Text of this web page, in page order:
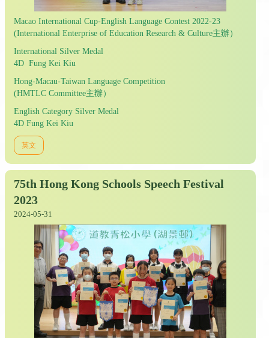
Macao International Cup-English Language Contest 2022-23
(International Enterprise of Education Research & Culture主辦）
International Silver Medal
4D Fung Kei Kiu
Hong-Macau-Taiwan Language Competition
(HMTLC Committee主辦）
English Category Silver Medal
4D Fung Kei Kiu
英文
75th Hong Kong Schools Speech Festival
2023
2024-05-31